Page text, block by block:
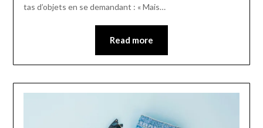
tas d’objets en se demandant : « Mais…
Read more